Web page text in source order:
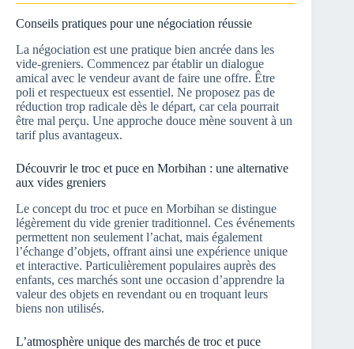
Conseils pratiques pour une négociation réussie
La négociation est une pratique bien ancrée dans les
vide-greniers. Commencez par établir un dialogue
amical avec le vendeur avant de faire une offre. Être
poli et respectueux est essentiel. Ne proposez pas de
réduction trop radicale dès le départ, car cela pourrait
être mal perçu. Une approche douce mène souvent à un
tarif plus avantageux.
Découvrir le troc et puce en Morbihan : une alternative
aux vides greniers
Le concept du troc et puce en Morbihan se distingue
légèrement du vide grenier traditionnel. Ces événements
permettent non seulement l’achat, mais également
l’échange d’objets, offrant ainsi une expérience unique
et interactive. Particulièrement populaires auprès des
enfants, ces marchés sont une occasion d’apprendre la
valeur des objets en revendant ou en troquant leurs
biens non utilisés.
L’atmosphère unique des marchés de troc et puce